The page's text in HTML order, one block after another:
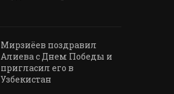
Мирзиёев поздравил
Алиева с Днем Победы и
пригласил его в
Узбекистан